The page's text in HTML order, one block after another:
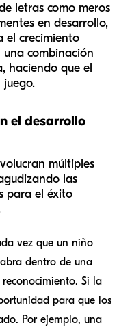
letras como meros
en desarrollo,
el crecimiento
combinación
haciendo que el
juego.
el desarrollo
múltiples
las
para el éxito
vez que un niño
dentro de una
Si la
para que los
Por ejemplo, una